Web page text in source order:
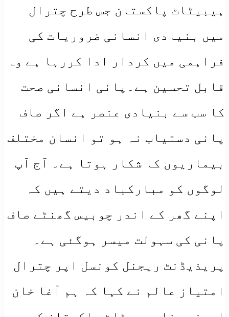
ہیبیٹاٹ پاکستان جس طرح چترال
میں بنیادی انسانی ضروریات کی
فراہمی میں کردار ادا کررہا ہے وہ
قابل تحسین ہے۔پانی انسانی صحت
کا سب سے بنیادی عنصر ہے اگر صاف
پانی دستیاب نہ ہو تو انسان مختلف
بیماریوں کا شکار ہوتا ہے۔ آج آپ
لوگوں کو مبارکباد دیتے ہیں کہ
اپنے گھر کے اندر چوبیس گھنٹے صاف
پانی کی سہولت میسر ہوگئی ہے۔
پریذیڈنٹ ریجنل کونسل اپر چترال
امتیاز عالم نے کہا کہ ہم آغا خان